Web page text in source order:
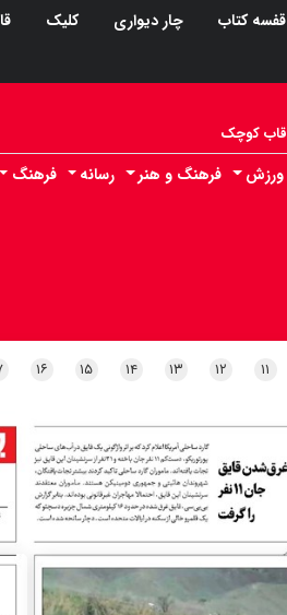
قفسه کتاب چار دیواری کلیک
قاب کوچک
ورزش فرهنگ و هنر رسانه فرهنگ
۱۱ ۱۲ ۱۳ ۱۴ ۱۵ ۱۶